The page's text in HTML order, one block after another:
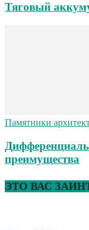
Тяговый
Памятники
преимущества
ЭТО ВАС